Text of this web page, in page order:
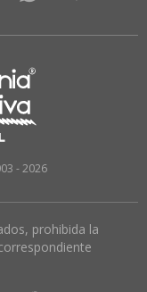
- 2026
prohibida la